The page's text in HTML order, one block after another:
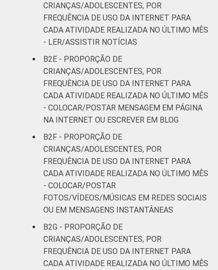
CRIANÇAS/ADOLESCENTES, POR
FREQUÊNCIA DE USO DA INTERNET PARA
CADA ATIVIDADE REALIZADA NO ÚLTIMO MÊS
- LER/ASSISTIR NOTÍCIAS
B2E - PROPORÇÃO DE
CRIANÇAS/ADOLESCENTES, POR
FREQUÊNCIA DE USO DA INTERNET PARA
CADA ATIVIDADE REALIZADA NO ÚLTIMO MÊS
- COLOCAR/POSTAR MENSAGEM EM PÁGINA
NA INTERNET OU ESCREVER EM BLOG
B2F - PROPORÇÃO DE
CRIANÇAS/ADOLESCENTES, POR
FREQUÊNCIA DE USO DA INTERNET PARA
CADA ATIVIDADE REALIZADA NO ÚLTIMO MÊS
- COLOCAR/POSTAR
FOTOS/VÍDEOS/MÚSICAS EM REDES SOCIAIS
OU EM MENSAGENS INSTANTÂNEAS
B2G - PROPORÇÃO DE
CRIANÇAS/ADOLESCENTES, POR
FREQUÊNCIA DE USO DA INTERNET PARA
CADA ATIVIDADE REALIZADA NO ÚLTIMO MÊS